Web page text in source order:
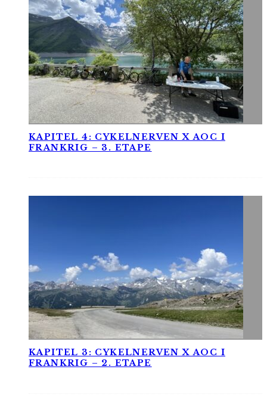
KAPITEL 4: CYKELNERVEN X AOC I
FRANKRIG – 3. ETAPE
KAPITEL 3: CYKELNERVEN X AOC I
FRANKRIG – 2. ETAPE